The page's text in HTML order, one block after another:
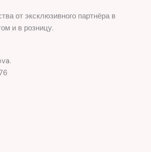
от эксклюзивного партнёра в
и в розницу.